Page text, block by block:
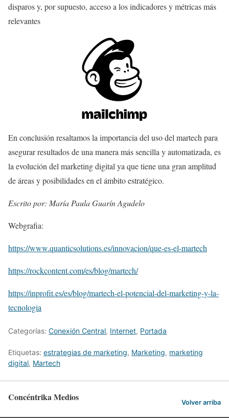
disparos y, por supuesto, acceso a los indicadores y métricas más
relevantes
En conclusión resaltamos la importancia del uso del martech para
asegurar resultados de una manera más sencilla y automatizada, es
la evolución del marketing digital ya que tiene una gran amplitud
de áreas y posibilidades en el ámbito estratégico.
Escrito por: María Paula Guarín Agudelo
Webgrafia:
https://www.quanticsolutions.es/innovacion/que-es-el-martech
https://rockcontent.com/es/blog/martech/
https://inprofit.es/es/blog/martech-el-potencial-del-marketing-y-la-
tecnologia
Categorías: Conexión Central, Internet, Portada
Etiquetas: estrategias de marketing, Marketing, marketing
digital, Martech
Concéntrika Medios Volver arriba